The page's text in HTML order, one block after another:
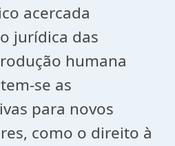
acercada
jurídica das
humana
se as
para novos
como o direito à